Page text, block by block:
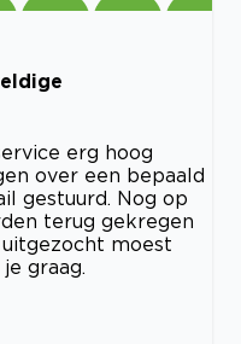
erg hoog
over een bepaald
gestuurd. Nog op
terug gekregen
moest
graag.